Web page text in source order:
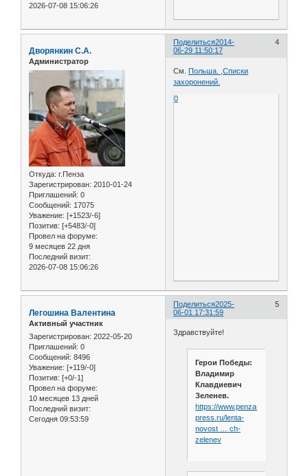
2026-07-08 15:06:26
Поделиться 4
2014-
06-29 11:50:17
Дворянкин С.А.
Администратор
Откуда: г.Пенза
Зарегистрирован: 2010-01-24
Приглашений: 0
Сообщений: 17075
Уважение: [+1523/-6]
Позитив: [+5483/-0]
Провел на форуме:
9 месяцев 22 дня
Последний визит:
2026-07-08 15:06:26
См.Польша. ,Списки
захоронений.
0
Поделиться 5
2025-
06-01 17:31:59
Легошина Валентина
Активный участник
Зарегистрирован: 2022-05-20
Приглашений: 0
Сообщений: 8496
Уважение: [+119/-0]
Позитив: [+0/-1]
Провел на форуме:
10 месяцев 13 дней
Последний визит:
Сегодня 09:53:59
Здравствуйте!
Герои Победы:
Владимир
Клавдиевич
Зеленев.
https://www.penza-
press.ru/lenta-
novost … ch-
zelenev